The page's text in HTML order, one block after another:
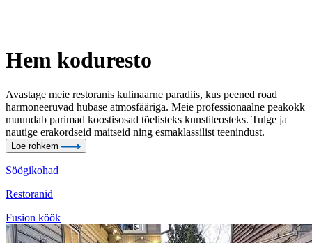
Hem koduresto
Avastage meie restoranis kulinaarne paradiis, kus peened road
harmoneeruvad hubase atmosfääriga. Meie professionaalne peakokk
muundab parimad koostisosad tõelisteks kunstiteosteks. Tulge ja
nautige erakordseid maitseid ning esmaklassilist teenindust.
Loe rohkem
Söögikohad
Restoranid
Fusion köök